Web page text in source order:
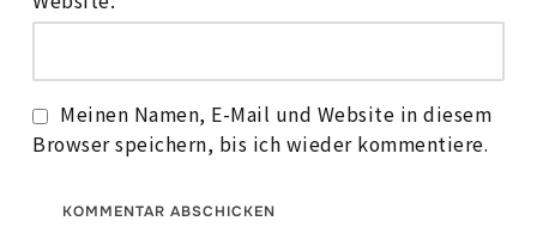
Meinen Namen, E-Mail und Website in diesem
Browser speichern, bis ich wieder kommentiere.